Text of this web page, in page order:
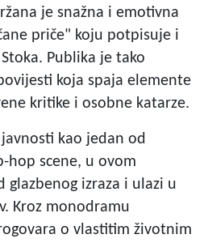
je snažna i emotivna
priče" koju potpisuje i
Publika je tako
koja spaja elemente
kritike i osobne katarze.
kao jedan od
hop scene, u ovom
glazbenog izraza i ulazi u
Kroz monodramu
o vlastitim životnim